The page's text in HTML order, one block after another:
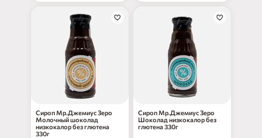
Сироп Мр.Джемиус Зеро
Молочный шоколад
низкокалор без глютена
330г
Сироп Мр.Джемиус Зеро
Шоколад низкокалор без
глютена 330г